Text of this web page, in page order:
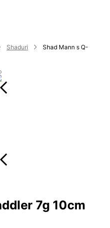
Shaduri
Shad Mann s Q-
7g 10cm